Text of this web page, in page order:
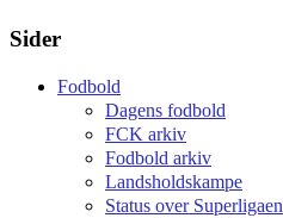
Sider
Fodbold
Dagens fodbold
FCK arkiv
Fodbold arkiv
Landsholdskampe
Status over Superligaen